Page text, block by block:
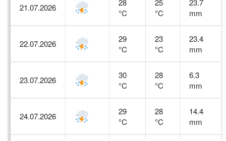
21.07.2026
°C
°C
mm
22.07.2026
29
°C
23
°C
23.4
mm
23.07.2026
30
°C
28
°C
6.3
mm
24.07.2026
29
°C
28
°C
14.4
mm